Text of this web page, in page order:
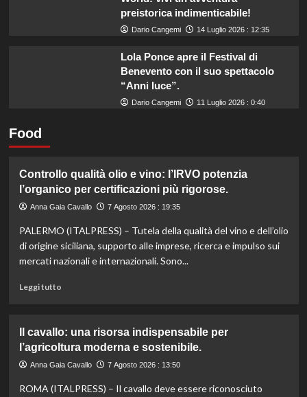
preistorica indimenticabile!
Dario Cangemi 14 Luglio 2026 : 12:35
Lola Ponce apre il Festival di
Benevento con il suo spettacolo
“Anni luce”.
Dario Cangemi 11 Luglio 2026 : 0:40
Food
Controllo qualità olio e vino: l’IRVO potenzia
l’organico per certificazioni più rigorose.
Anna Gaia Cavallo 7 Agosto 2026 : 19:35
PALERMO (ITALPRESS) – Tutela della qualità del vino e dell’olio
di origine siciliana, supporto alle imprese, ricerca e impulso sui
mercati nazionali e internazionali. Sono...
Leggi tuttoLeggi
Controllo
qualità
olio
vino:
Il cavallo: una risorsa indispensabile per
l’agricoltura moderna e sostenibile.
Anna Gaia Cavallo 7 Agosto 2026 : 13:50
ROMA (ITALPRESS) – Il cavallo deve essere riconosciuto